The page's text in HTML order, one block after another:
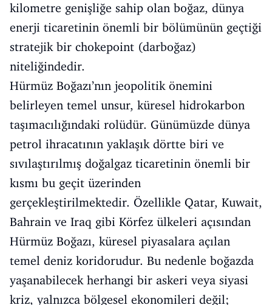
kilometre genişliğe sahip olan boğaz, dünya
enerji ticaretinin önemli bir bölümünün geçtiği
stratejik bir chokepoint (darboğaz)
niteliğindedir.
Hürmüz Boğazı’nın jeopolitik önemini
belirleyen temel unsur, küresel hidrokarbon
taşımacılığındaki rolüdür. Günümüzde dünya
petrol ihracatının yaklaşık dörtte biri ve
sıvılaştırılmış doğalgaz ticaretinin önemli bir
kısmı bu geçit üzerinden
gerçekleştirilmektedir. Özellikle Qatar, Kuwait,
Bahrain ve Iraq gibi Körfez ülkeleri açısından
Hürmüz Boğazı, küresel piyasalara açılan
temel deniz koridorudur. Bu nedenle boğazda
yaşanabilecek herhangi bir askeri veya siyasi
kriz, yalnızca bölgesel ekonomileri değil;